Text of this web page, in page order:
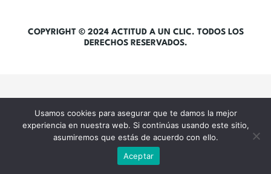
COPYRIGHT © 2024 ACTITUD A UN CLIC. TODOS LOS
DERECHOS RESERVADOS.
Usamos cookies para asegurar que te damos la mejor
experiencia en nuestra web. Si continúas usando este sitio,
asumiremos que estás de acuerdo con ello.
Aceptar